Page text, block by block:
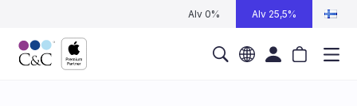
Alv 0% Alv 25,5%